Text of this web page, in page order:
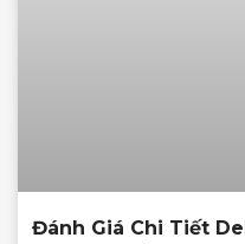
Đánh Giá Chi Tiết